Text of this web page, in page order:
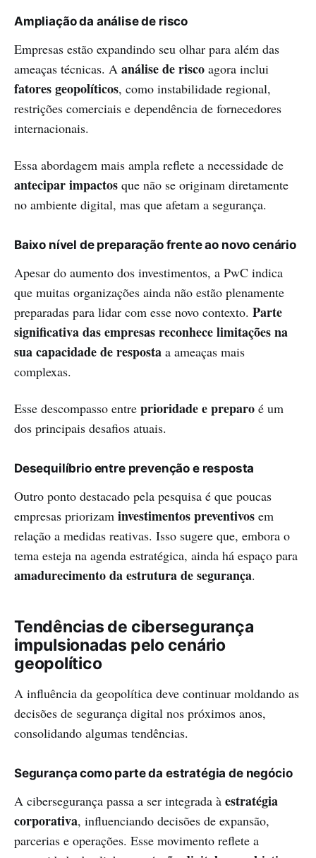
Ampliação da análise de risco
Empresas estão expandindo seu olhar para além das
ameaças técnicas. A análise de risco agora inclui
fatores geopolíticos, como instabilidade regional,
restrições comerciais e dependência de fornecedores
internacionais.
Essa abordagem mais ampla reflete a necessidade de
antecipar impactos que não se originam diretamente
no ambiente digital, mas que afetam a segurança.
Baixo nível de preparação frente ao novo cenário
Apesar do aumento dos investimentos, a PwC indica
que muitas organizações ainda não estão plenamente
preparadas para lidar com esse novo contexto. Parte
significativa das empresas reconhece limitações na
sua capacidade de resposta a ameaças mais
complexas.
Esse descompasso entre prioridade e preparo é um
dos principais desafios atuais.
Desequilíbrio entre prevenção e resposta
Outro ponto destacado pela pesquisa é que poucas
empresas priorizam investimentos preventivos em
relação a medidas reativas. Isso sugere que, embora o
tema esteja na agenda estratégica, ainda há espaço para
amadurecimento da estrutura de segurança.
Tendências de cibersegurança
impulsionadas pelo cenário
geopolítico
A influência da geopolítica deve continuar moldando as
decisões de segurança digital nos próximos anos,
consolidando algumas tendências.
Segurança como parte da estratégia de negócio
A cibersegurança passa a ser integrada à estratégia
corporativa, influenciando decisões de expansão,
parcerias e operações. Esse movimento reflete a